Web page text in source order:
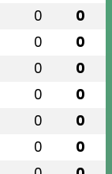
0 0
0 0
0 0
0 0
0 0
0 0